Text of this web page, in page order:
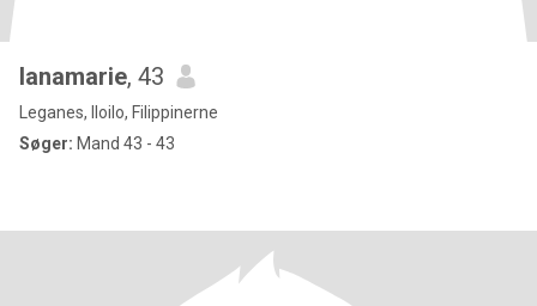
Ianamarie, 43
Leganes, Iloilo, Filippinerne
Søger: Mand 43 - 43